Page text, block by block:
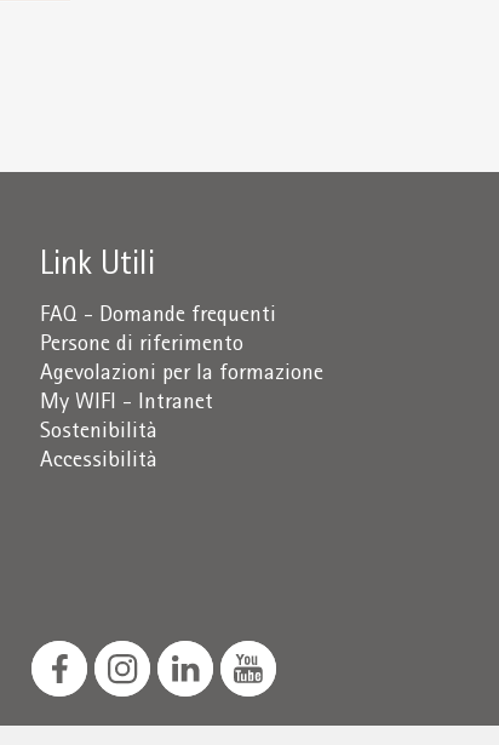
Link Utili
FAQ - Domande frequenti
Persone di riferimento
Agevolazioni per la formazione
My WIFI - Intranet
Sostenibilità
Accessibilità